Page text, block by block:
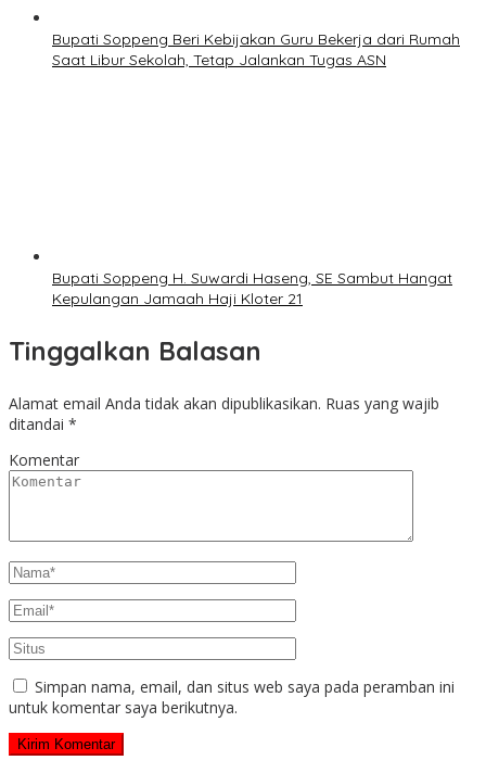
Bupati Soppeng Beri Kebijakan Guru Bekerja dari Rumah
Saat Libur Sekolah, Tetap Jalankan Tugas ASN
Bupati Soppeng H. Suwardi Haseng, SE Sambut Hangat
Kepulangan Jamaah Haji Kloter 21
Tinggalkan Balasan
Alamat email Anda tidak akan dipublikasikan. Ruas yang wajib
ditandai *
Komentar
Simpan nama, email, dan situs web saya pada peramban ini
untuk komentar saya berikutnya.